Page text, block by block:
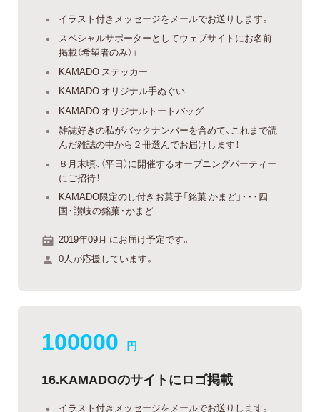
イラスト付きメッセージをメールでお送りします。
スペシャルサポーターとしてウェブサイトにお名前
掲載（希望者のみ）」
KAMADO ステッカー
KAMADO オリジナル手ぬぐい
KAMADO オリジナルトートバッグ
雑誌好きの私がバックナンバーを含めて、これまで読
んだ雑誌の中から２冊選んでお届けします！
８月末頃、（平日）に開催するオープニングパーティー
にご招待！
KAMADO限定のし付きお菓子「銘菓 かまど」・・・四
国・讃岐の銘菓・かまど
2019年09月 にお届け予定です。
0人が応援しています。
100000 円
16.KAMADOのサイトにロゴ掲載
イラスト付きメッセージをメールでお送りします。